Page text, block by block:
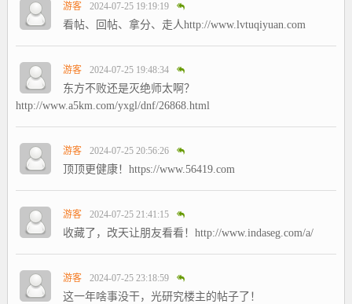
游客 2024-07-25 19:19:19
看帖、回帖、拿分、走人http://www.lvtuqiyuan.com
游客 2024-07-25 19:48:34
东方不败还是灭绝师太啊？
http://www.a5km.com/yxgl/dnf/26868.html
游客 2024-07-25 20:56:26
顶顶更健康！https://www.56419.com
游客 2024-07-25 21:41:15
收藏了，改天让朋友看看！http://www.indaseg.com/a/
游客 2024-07-25 23:18:59
这一年啥事没干，光研究楼主的帖子了！